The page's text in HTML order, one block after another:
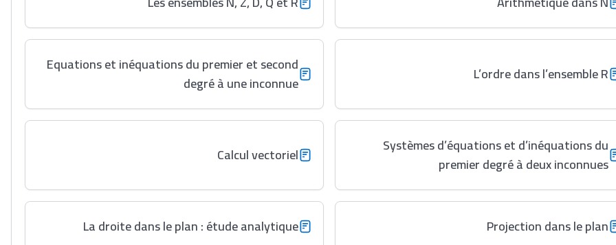
L’ordre dans l’ensemble R
Equations et inéquations du premier et second
degré à une inconnue
Systèmes d’équations et d’inéquations du
premier degré à deux inconnues
Calcul vectoriel
Projection dans le plan
La droite dans le plan : étude analytique